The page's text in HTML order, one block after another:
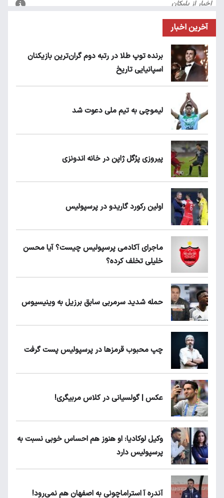
آخرین اخبار
برنده توپ طلا در رتبه دوم گران‌ترین بازیکنان
اسپانیایی تاریخ
لیموچی به تیم ملی دعوت شد
پیروزی پرُگل ژاپن در خانه اندونزی
اولین رکورد گاریدو در پرسپولیس
ماجرای آکادمی پرسپولیس چیست؟ آیا محسن
خلیلی تخلف کرده؟
حمله شدید سرمربی سابق برزیل به وینیسیوس
چپ محبوب قرمزها در پرسپولیس پست گرفت
عکس | گولسیانی در کلاس مربیگری!
وکیل لوکادیا: او هنوز هم احساس خوبی نسبت به
پرسپولیس دارد
آندره آ استراماچونی به اصفهان هم نمی‌رود!